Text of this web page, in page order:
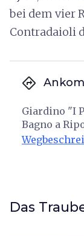
bei dem vier
Contradaioli
directions
Giardino "I
Bagno a
Das